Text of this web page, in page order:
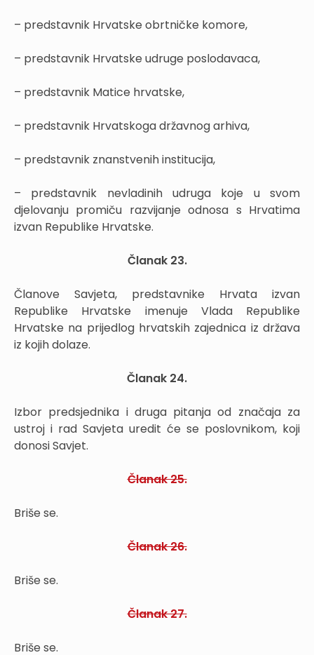
– predstavnik Hrvatske obrtničke komore,
– predstavnik Hrvatske udruge poslodavaca,
– predstavnik Matice hrvatske,
– predstavnik Hrvatskoga državnog arhiva,
– predstavnik znanstvenih institucija,
– predstavnik nevladinih udruga koje u svom
djelovanju promiču razvijanje odnosa s Hrvatima
izvan Republike Hrvatske.
Članak 23.
Članove Savjeta, predstavnike Hrvata izvan
Republike Hrvatske imenuje Vlada Republike
Hrvatske na prijedlog hrvatskih zajednica iz država
iz kojih dolaze.
Članak 24.
Izbor predsjednika i druga pitanja od značaja za
ustroj i rad Savjeta uredit će se poslovnikom, koji
donosi Savjet.
Članak 25.
Briše se.
Članak 26.
Briše se.
Članak 27.
Briše se.